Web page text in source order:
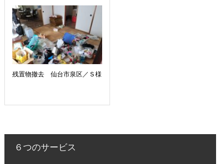
残置物撤去 仙台市泉区／Ｓ様
６つのサービス